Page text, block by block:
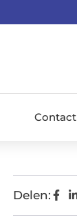
Contact
Delen: